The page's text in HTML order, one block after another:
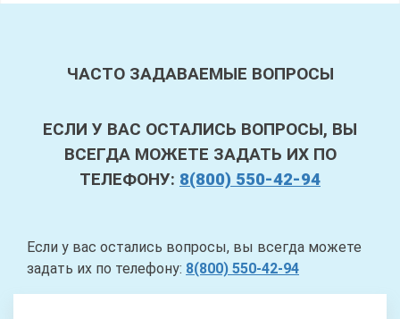
ЧАСТО ЗАДАВАЕМЫЕ ВОПРОСЫ
ЕСЛИ У ВАС ОСТАЛИСЬ ВОПРОСЫ, ВЫ
ВСЕГДА МОЖЕТЕ ЗАДАТЬ ИХ ПО
ТЕЛЕФОНУ: 8(800) 550-42-94
Если у вас остались вопросы, вы всегда можете
задать их по телефону: 8(800) 550-42-94